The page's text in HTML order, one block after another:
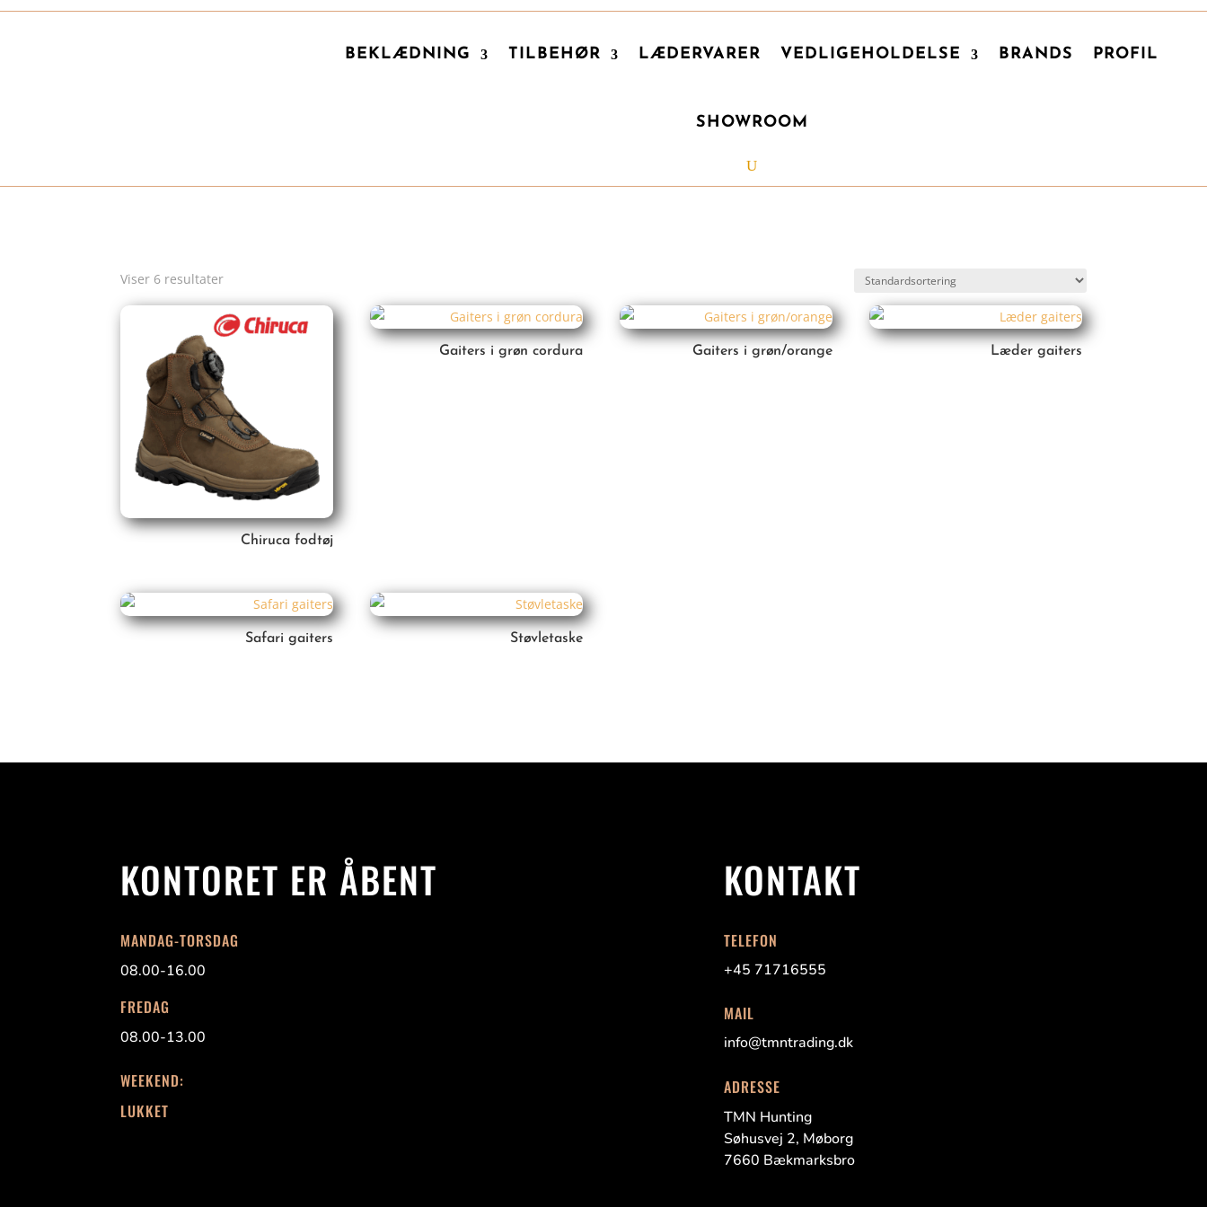
BEKLÆDNING TILBEHØR LÆDERVARER VEDLIGEHOLDELSE BRANDS PROFIL
SHOWROOM
Viser 6 resultater
Chiruca fodtøj
Gaiters i grøn cordura Gaiters i grøn/orange Læder gaiters
Safari gaiters Støvletaske
KONTORET ER ÅBENT
MANDAG-TORSDAG
08.00-16.00
FREDAG
08.00-13.00
WEEKEND:
LUKKET
KONTAKT
TELEFON
+45 71716555
MAIL
info@tmntrading.dk
ADRESSE
TMN Hunting
Søhusvej 2, Møborg
7660 Bækmarksbro